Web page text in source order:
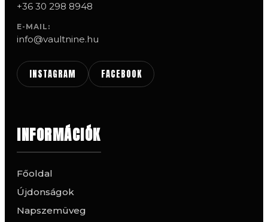
+36 30 298 8948
E-MAIL:
info@vaultnine.hu
INSTAGRAM FACEBOOK
INFORMÁCIÓK
Főoldal
Újdonságok
Napszemüveg